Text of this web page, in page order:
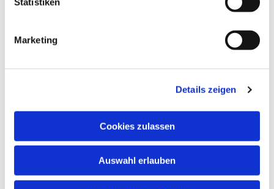
Marketing
Details zeigen
Cookies zulassen
Auswahl erlauben